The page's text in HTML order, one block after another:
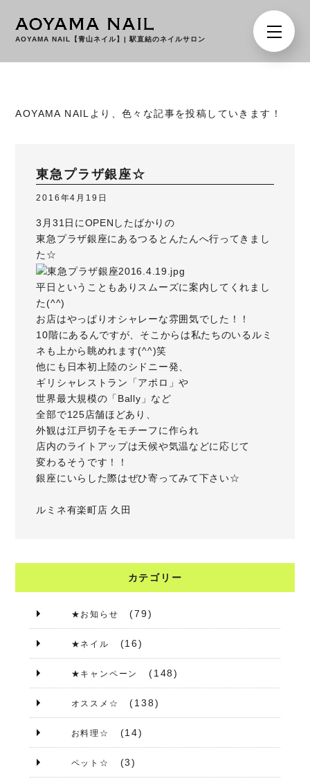
AOYAMA NAIL【青山ネイル】| 駅直結のネイルサロン
AOYAMA NAILより、色々な記事を投稿していきます！
東急プラザ銀座☆
2016年4月19日
3月31日にOPENしたばかりの
東急プラザ銀座にあるつるとんたんへ行ってきまし
た☆
平日ということもありスムーズに案内してくれまし
た(^^)
お店はやっぱりオシャレーな雰囲気でした！！
10階にあるんですが、そこからは私たちのいるルミ
ネも上から眺めれます(^^)笑
他にも日本初上陸のシドニー発、
ギリシャレストラン「アポロ」や
世界最大規模の「Bally」など
全部で125店舗ほどあり、
外観は江戸切子をモチーフに作られ
店内のライトアップは天候や気温などに応じて
変わるそうです！！
銀座にいらした際はぜひ寄ってみて下さい☆
ルミネ有楽町店 久田
カテゴリー
★お知らせ (79)
★ネイル (16)
★キャンペーン (148)
オススメ☆ (138)
お料理☆ (14)
ペット☆ (3)